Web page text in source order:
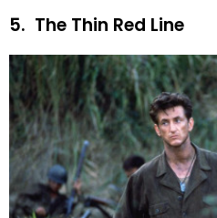
5. The Thin Red Line